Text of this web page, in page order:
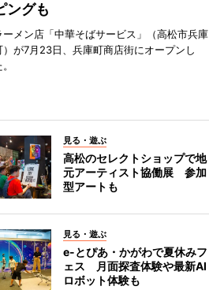
ングも
ーメン店「中華そばサービス」（高松市兵庫
）が7月23日、兵庫町商店街にオープンし
見る・遊ぶ
高松のセレクトショップで地
元アーティスト協働展 参加
型アートも
見る・遊ぶ
e-とぴあ・かがわで夏休みフ
ェス 月面探査体験や最新AI
ロボット体験も